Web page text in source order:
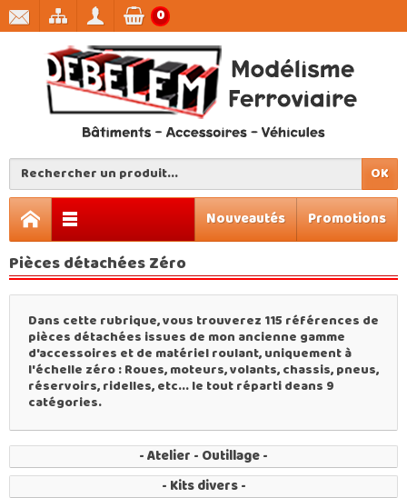
OK
0
Promotions
Nouveautés
Pièces détachées Zéro
Dans cette rubrique, vous trouverez 115 références de
pièces détachées issues de mon ancienne gamme
d'accessoires et de matériel roulant, uniquement à
l'échelle zéro : Roues, moteurs, volants, chassis, pneus,
réservoirs, ridelles, etc... le tout réparti deans 9
catégories.
- Atelier - Outillage -
- Kits divers -